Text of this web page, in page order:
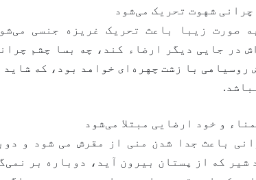
چرانی شهوت تحریک می‌شود
صورت زیبا باعث تحریک غریزه جنسی
در جایی دیگر ارضاء کند، چه بسا چشم
روسیاهی با زشت چهره‌ای خواهد بود، که
و خود ارضایی مبتلا می‌شود
باعث جدا شدن منی از مقرش می شود و
شیر که از پستان بیرون آید، دوباره بر